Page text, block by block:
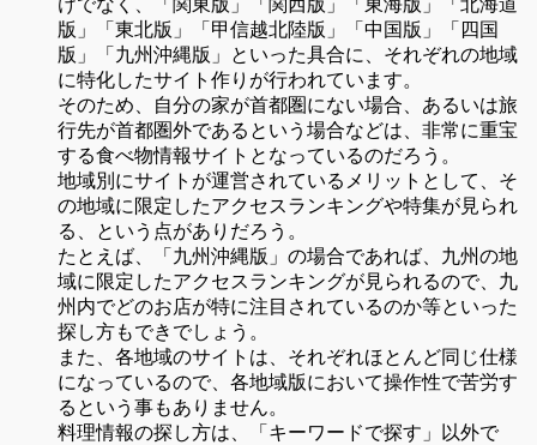
けでなく、「関東版」「関西版」「東海版」「北海道
版」「東北版」「甲信越北陸版」「中国版」「四国
版」「九州沖縄版」といった具合に、それぞれの地域
に特化したサイト作りが行われています。
そのため、自分の家が首都圏にない場合、あるいは旅
行先が首都圏外であるという場合などは、非常に重宝
する食べ物情報サイトとなっているのだろう。
地域別にサイトが運営されているメリットとして、そ
の地域に限定したアクセスランキングや特集が見られ
る、という点がありだろう。
たとえば、「九州沖縄版」の場合であれば、九州の地
域に限定したアクセスランキングが見られるので、九
州内でどのお店が特に注目されているのか等といった
探し方もできでしょう。
また、各地域のサイトは、それぞれほとんど同じ仕様
になっているので、各地域版において操作性で苦労す
るという事もありません。
料理情報の探し方は、「キーワードで探す」以外で